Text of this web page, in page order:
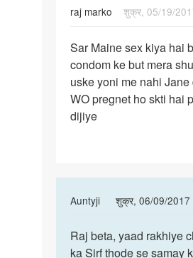
raj marko
शुक्र, 05/19/
Sar
Maine
sex
kiya
hai
Sar Maine sex kiya hai
condom ke but mera
uske yoni me nahi
WO pregnet ho skti hai
dijiye
Auntyji
शुक्र, 06/09/2017 -
In
to
Sar
Raj
beta,
Raj beta, yaad rakhiye
ka Sirf thode se samay